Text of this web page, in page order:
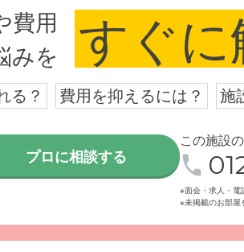
ガーデンみずほ台は落ち着いた印象の3
歩10分のところに位置しています。
費用
みを
すぐに
る？ 費用を抑えるには？ 施
プロに相談する
この施設
※面会・求人・電
※未掲載のお部屋